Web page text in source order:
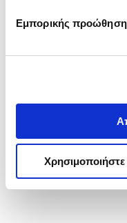
Εμπορικής